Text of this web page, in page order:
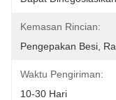
Kemasan Rincian:
Pengepakan Besi,
Waktu Pengiriman:
10-30 Hari